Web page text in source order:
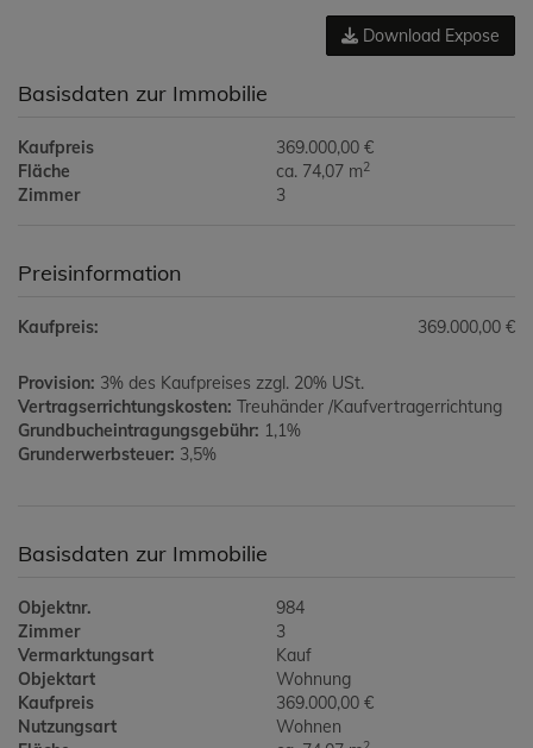
Download Expose
Basisdaten zur Immobilie
Kaufpreis
369.000,00 €
Fläche
ca. 74,07 m2
Zimmer 3
Preisinformation
Kaufpreis: 369.000,00 €
Provision: 3% des Kaufpreises zzgl. 20% USt.
Vertragserrichtungskosten: Treuhänder /Kaufvertragerrichtung
Grundbucheintragungsgebühr: 1,1%
Grunderwerbsteuer: 3,5%
Basisdaten zur Immobilie
Objektnr.
984
Zimmer
3
Vermarktungsart
Kauf
Objektart
Wohnung
Kaufpreis
369.000,00 €
Nutzungsart
Wohnen